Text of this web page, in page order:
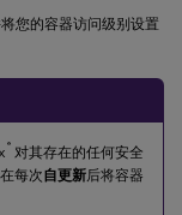
您的容器访问级别设置
®
对其存在的任何安全
每次自更新后将容器